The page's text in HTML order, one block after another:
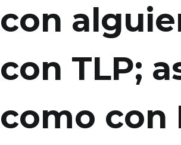
con
con TLP;
como con